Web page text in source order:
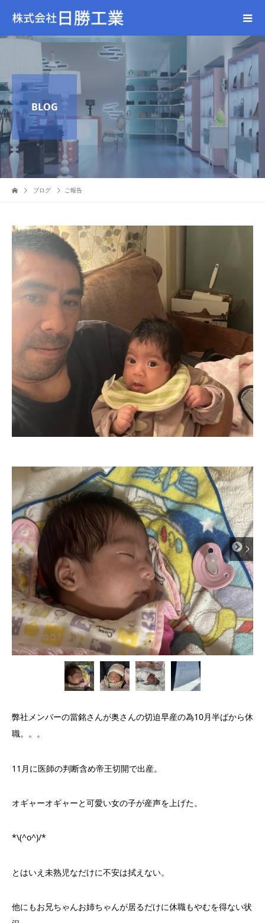
BLOG
ブログ ご報告
 
弊社メンバーの當銘さんが奥さんの切迫早産の為10月半ばから休
職。。。
11月に医師の判断含め帝王切開で出産。
オギャーオギャーと可愛い女の子が産声を上げた。
*\(^o^)/*
とはいえ未熟児なだけに不安は拭えない。
他にもお兄ちゃんお姉ちゃんが居るだけに休職もやむを得ない状